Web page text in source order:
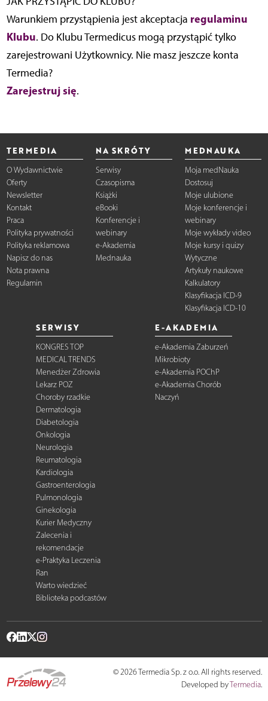
Warunkiem przystąpienia jest akceptacja regulaminu
Klubu. Do Klubu Termedicus mogą przystąpić tylko
zarejestrowani Użytkownicy. Nie masz jeszcze konta
Termedia?
Zarejestruj się.
TERMEDIA
O Wydawnictwie
Oferty
Newsletter
Kontakt
Praca
Polityka prywatności
Polityka reklamowa
Napisz do nas
Nota prawna
Regulamin
NA SKRÓTY
Serwisy
Czasopisma
Książki
eBooki
Konferencje i
webinary
e-Akademia
Mednauka
MEDNAUKA
Moja medNauka
Dostosuj
Moje ulubione
Moje konferencje i
webinary
Moje wykłady video
Moje kursy i quizy
Wytyczne
Artykuły naukowe
Kalkulatory
Klasyfikacja ICD-9
Klasyfikacja ICD-10
SERWISY
KONGRES TOP
MEDICAL TRENDS
Menedżer Zdrowia
Lekarz POZ
Choroby rzadkie
Dermatologia
Diabetologia
Onkologia
Neurologia
Reumatologia
Kardiologia
Gastroenterologia
Pulmonologia
Ginekologia
Kurier Medyczny
Zalecenia i
rekomendacje
e-Praktyka Leczenia
Ran
Warto wiedzieć
Biblioteka podcastów
E-AKADEMIA
e-Akademia Zaburzeń
Mikrobioty
e-Akademia POChP
e-Akademia Chorób
Naczyń
© 2026 Termedia Sp. z o.o. All rights reserved.
Developed byTermedia.